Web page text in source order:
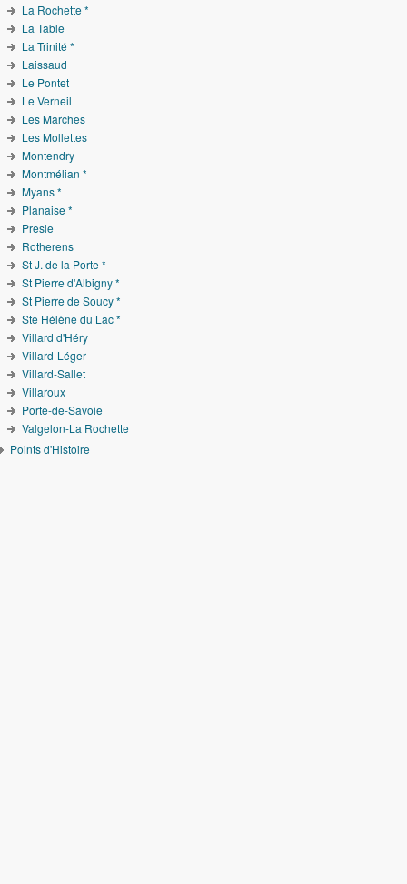
La Rochette *
La Table
La Trinité *
Laissaud
Le Pontet
Le Verneil
Les Marches
Les Mollettes
Montendry
Montmélian *
Myans *
Planaise *
Presle
Rotherens
St J. de la Porte *
St Pierre d'Albigny *
St Pierre de Soucy *
Ste Hélène du Lac *
Villard d'Héry
Villard-Léger
Villard-Sallet
Villaroux
Porte-de-Savoie
Valgelon-La Rochette
Points d'Histoire